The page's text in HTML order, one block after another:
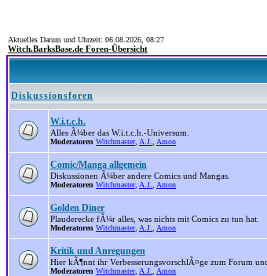
Aktuelles Datum und Uhrzeit: 06.08.2026, 08:27
Witch.BarksBase.de Foren-Übersicht
Diskussionsforen
W.i.t.c.h.
Alles Ã¼ber das W.i.t.c.h.-Universum.
Moderatoren Witchmaster, A.J. Amon
Comic/Manga allgemein
Diskussionen Ã¼ber andere Comics und Mangas.
Moderatoren Witchmaster, A.J. Amon
Golden Diner
Plauderecke fÃ¼r alles, was nichts mit Comics zu tun hat.
Moderatoren Witchmaster, A.J. Amon
Kritik und Anregungen
Hier kÃ¶nnt ihr VerbesserungsvorschlÃ¤ge zum Forum
Moderatoren Witchmaster, A.J. Amon